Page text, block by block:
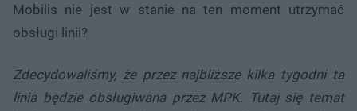
Mobilis nie jest w stanie na ten moment utrzymać
obsługi linii?
Zdecydowaliśmy, że przez najbliższe kilka tygodni ta
linia będzie obsługiwana przez MPK. Tutaj się temat